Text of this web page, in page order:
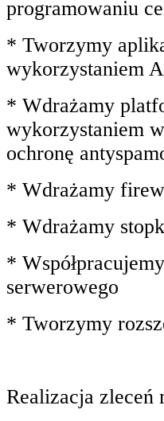
programowaniu
* Tworzymy
wykorzystaniem
* Wdrażamy
wykorzystaniem
ochronę
* Wdrażamy
* Wdrażamy
*
serwerowego
* Tworzymy
Realizacja